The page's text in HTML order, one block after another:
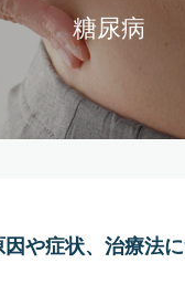
糖尿病
や症状、治療法